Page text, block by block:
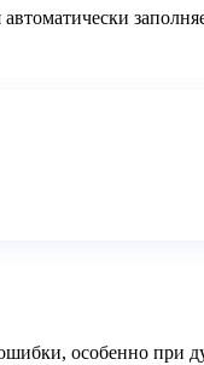
особенно при